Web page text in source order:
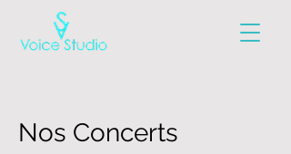
Nos Concerts